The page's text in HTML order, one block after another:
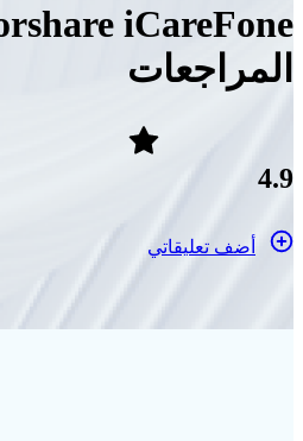
iCareFone
المراجعات
4.9
أضف تعليقاتي